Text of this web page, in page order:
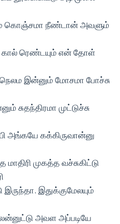
கொஞ்சமா நீண்டான் அவளும்
ரெண்டயும் என் தோள்
இன்னும் மோசமா போச்சு
முட்டுச்சு
அங்கயே கக்கிருவான்னு
முகத்த வச்சுகிட்டு
இதுக்குமேலயும்
அவள அப்படியே